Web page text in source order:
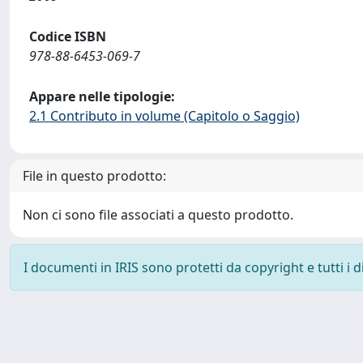
Codice ISBN
978-88-6453-069-7
Appare nelle tipologie:
2.1 Contributo in volume (Capitolo o Saggio)
File in questo prodotto:
Non ci sono file associati a questo prodotto.
I documenti in IRIS sono protetti da copyright e tutti i